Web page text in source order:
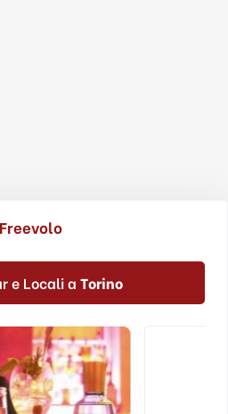
Freevolo
e Locali a Torino